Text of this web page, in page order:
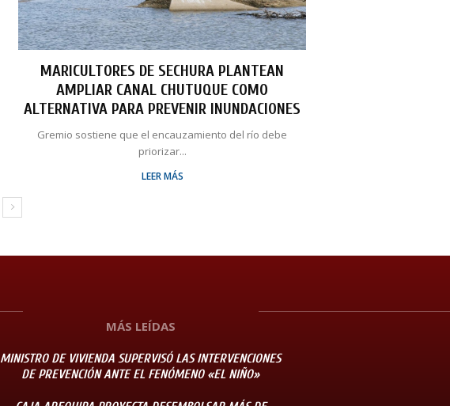
MARICULTORES DE SECHURA PLANTEAN
AMPLIAR CANAL CHUTUQUE COMO
ALTERNATIVA PARA PREVENIR INUNDACIONES
Gremio sostiene que el encauzamiento del río debe
priorizar...
LEER MÁS
MÁS LEÍDAS
MINISTRO DE VIVIENDA SUPERVISÓ LAS INTERVENCIONES
DE PREVENCIÓN ANTE EL FENÓMENO «EL NIÑO»